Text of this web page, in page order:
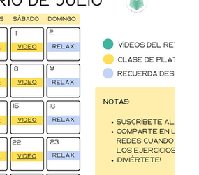
Tablas de ejercicios en pdf